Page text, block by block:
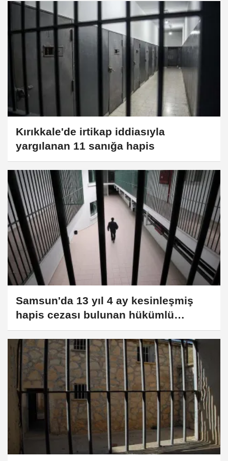
Kırıkkale'de irtikap iddiasıyla
yargılanan 11 sanığa hapis
Samsun'da 13 yıl 4 ay kesinleşmiş
hapis cezası bulunan hükümlü
yakalandı